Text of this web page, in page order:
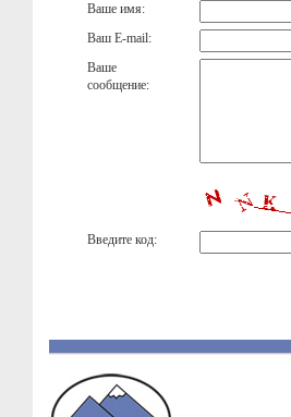
Ваше имя:
Ваш E-mail:
Ваше
сообщение:
Введите код: